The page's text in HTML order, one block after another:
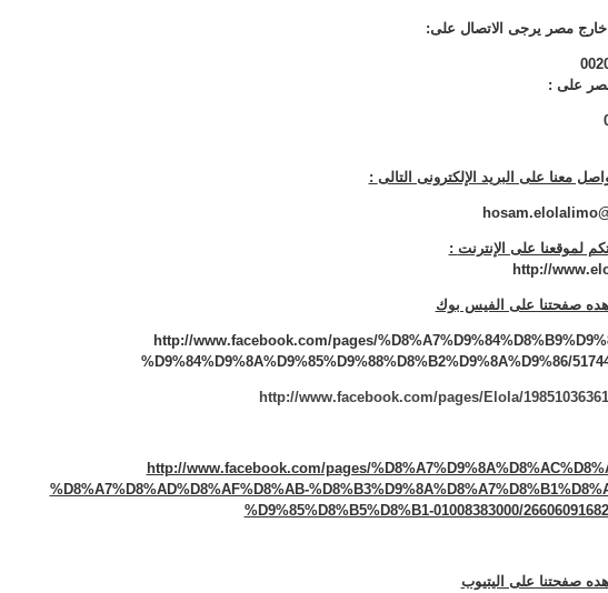
خارج مصر يرجى الاتصال على:
على :
معنا على البريد الإلكترونى التالى :
لموقعنا على الإنترنت :
http://
صفحتنا على الفيس بوك
http://www.facebook.com/pages/
%D9%84%D9%8A%D9%85%D9%88%D8%B2%D9%8A%D9%86/
http://www.facebook.com/pages/Elola/
http://www.facebook.com/pages/
%D8%A7%D8%AD%D8%AF%D8%AB-
%D9%85%D8%B5%D8%B1-01008383000/
صفحتنا على اليتيوب